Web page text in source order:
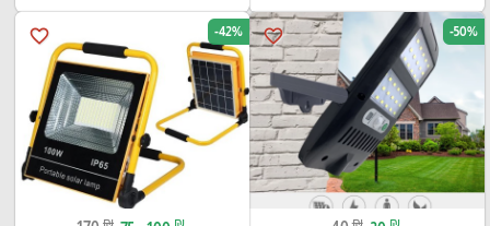
favorite_border -50%
₪ ₪
favorite_border -42%
₪ ₪